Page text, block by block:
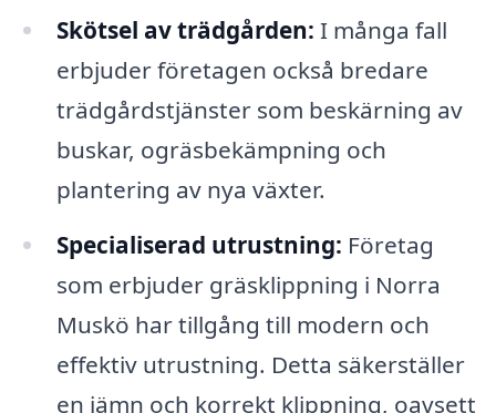
Skötsel av trädgården: I många fall
erbjuder företagen också bredare
trädgårdstjänster som beskärning av
buskar, ogräsbekämpning och
plantering av nya växter.
Specialiserad utrustning: Företag
som erbjuder gräsklippning i Norra
Muskö har tillgång till modern och
effektiv utrustning. Detta säkerställer
en jämn och korrekt klippning, oavsett